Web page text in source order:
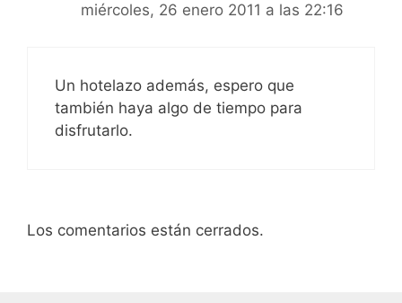
miércoles, 26 enero 2011 a las 22:16
Un hotelazo además, espero que
también haya algo de tiempo para
disfrutarlo.
Los comentarios están cerrados.